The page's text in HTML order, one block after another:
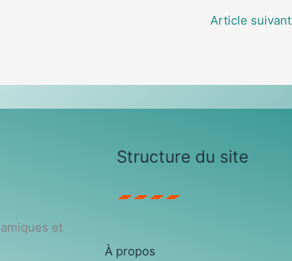
Article suivant
et
Structure du site
À propos